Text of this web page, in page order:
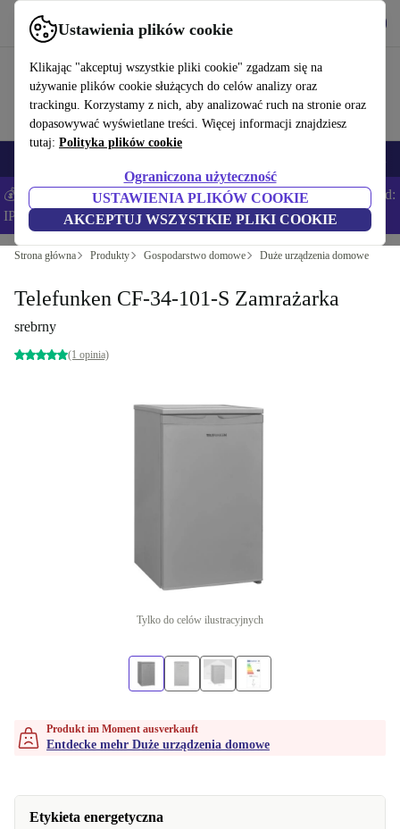
Ustawienia plików cookie
Klikając "akceptuj wszystkie pliki cookie" zgadzam się na
używanie plików cookie służących do celów analizy oraz
trackingu. Korzystamy z nich, aby analizować ruch na stronie oraz
dopasowywać wyświetlane treści. Więcej informacji znajdziesz
tutaj: Polityka plików cookie
Ograniczona użyteczność
USTAWIENIA PLIKÓW COOKIE
AKCEPTUJ WSZYSTKIE PLIKI COOKIE
Korzystaj z refurbed szybko i łatwo
💰Zaoszczędź DODATKOWE 5% na wszystkich iPhone’ach – Kod:
IPHONEDEAL –Regulamin
Strona główna Produkty Gospodarstwo domowe Duże urządzenia domowe
Telefunken CF-34-101-S Zamrażarka
srebrny
(1 opinia)
Tylko do celów ilustracyjnych
Produkt im Moment ausverkauft
Entdecke mehr Duże urządzenia domowe
Etykieta energetyczna